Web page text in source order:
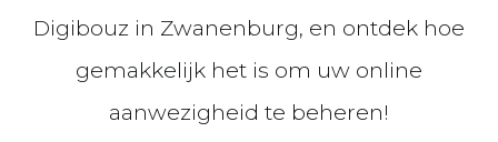
Digibouz in Zwanenburg, en ontdek hoe
gemakkelijk het is om uw online
aanwezigheid te beheren!